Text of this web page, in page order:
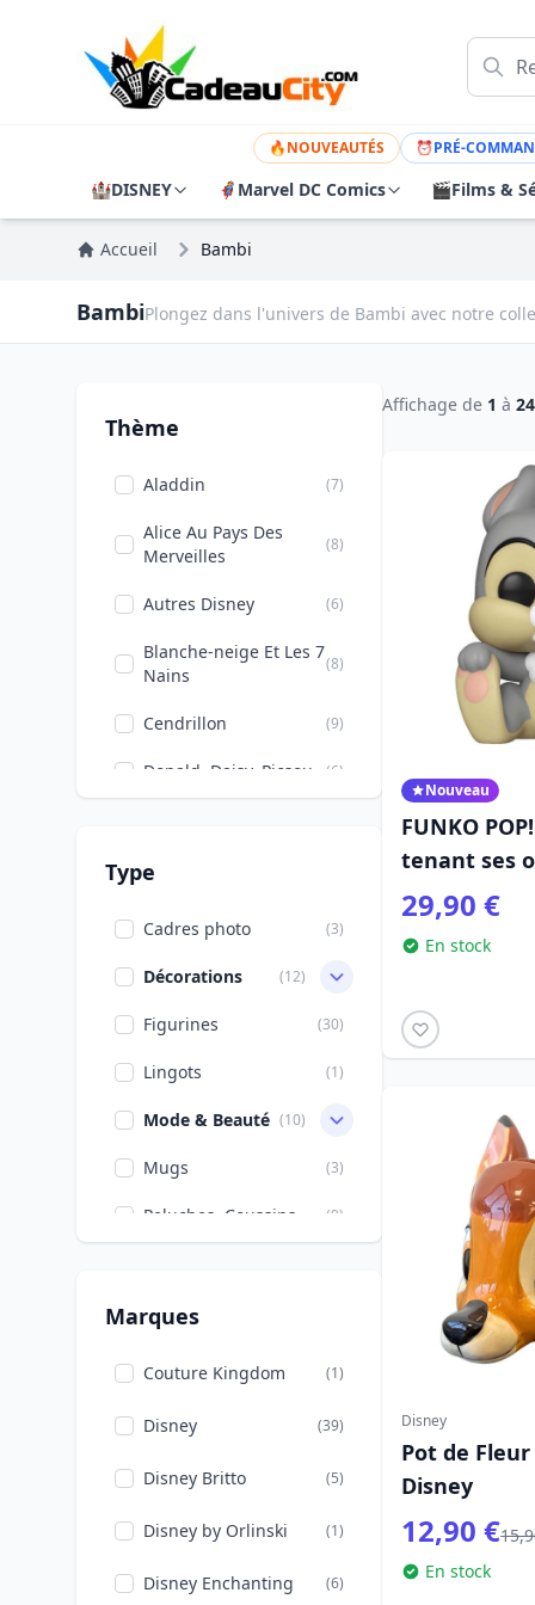
🔥NOUVEAUTÉS ⏰PRÉ-
🏰DISNEY 🦸 Marvel DC Comics 🎬Films &
Accueil Bambi
BambiPlongez dans l'univers de Bambi avec notre
Thème
Aladdin (7)
Alice Au Pays Des
Merveilles
(8)
Autres Disney (6)
Blanche-neige Et Les 7
Nains
(8)
Cendrillon (9)
Donald, Daisy, Picsou (6)
Films & Séries
Dormant
(8)
La Belle Et La Bête (7)
La Belle et le Clochard (1)
La Petite Sirène (6)
La Princesse Et La
Le Petit Prince (1)
Mickey, Minnie, Pluto,
Dingo
Type
Cadres photo (3)
Décorations (12)
Figurines (30)
Lingots (1)
Mode & Beauté (10)
Mugs (3)
Peluches, Coussins (9)
Puzzles
Marques
Couture Kingdom (1)
Disney (39)
Disney Britto (5)
Disney by Orlinski (1)
Disney Enchanting (6)
Affichage de 1 à 24
Nouveau
FUNKO
tenant ses
Bambi
29,90 €
En stock
Disney
Pot de
Disney
12,90 €
En stock